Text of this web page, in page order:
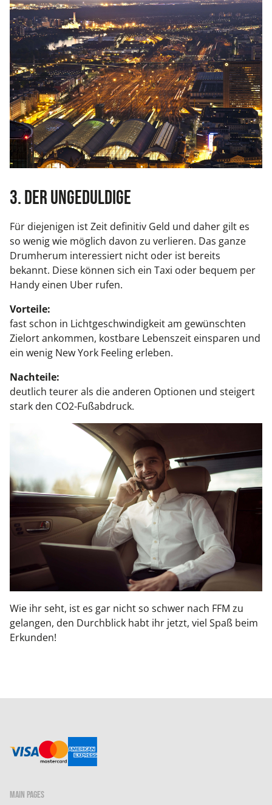
3. Der Ungeduldige
Für diejenigen ist Zeit definitiv Geld und daher gilt es
so wenig wie möglich davon zu verlieren. Das ganze
Drumherum interessiert nicht oder ist bereits
bekannt. Diese können sich ein Taxi oder bequem per
Handy einen Uber rufen.
Vorteile:
fast schon in Lichtgeschwindigkeit am gewünschten
Zielort ankommen, kostbare Lebenszeit einsparen und
ein wenig New York Feeling erleben.
Nachteile:
deutlich teurer als die anderen Optionen und steigert
stark den CO2-Fußabdruck.
Wie ihr seht, ist es gar nicht so schwer nach FFM zu
gelangen, den Durchblick habt ihr jetzt, viel Spaß beim
Erkunden!
MAIN PAGES